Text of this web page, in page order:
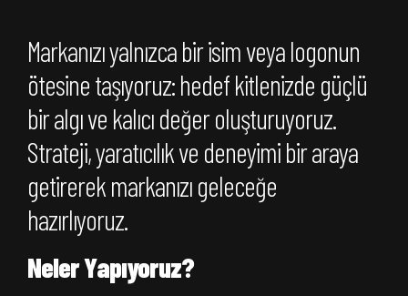
Markanızı yalnızca bir isim veya logonun
ötesine taşıyoruz: hedef kitlenizde güçlü
bir algı ve kalıcı değer oluşturuyoruz.
Strateji, yaratıcılık ve deneyimi bir araya
getirerek markanızı geleceğe
hazırlıyoruz.
Neler Yapıyoruz?